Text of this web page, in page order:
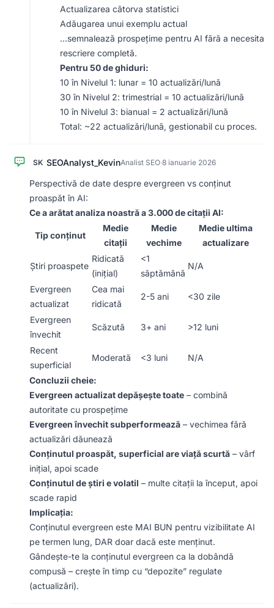
Actualizarea câtorva statistici
Adăugarea unui exemplu actual
…semnalează prospețime pentru AI fără a necesita
rescriere completă.
Pentru 50 de ghiduri:
10 în Nivelul 1: lunar = 10 actualizări/lună
30 în Nivelul 2: trimestrial = 10 actualizări/lună
10 în Nivelul 3: bianual = 2 actualizări/lună
Total: ~22 actualizări/lună, gestionabil cu proces.
SK SEOAnalyst_KevinAnalist SEO·8 ianuarie 2026
Perspectivă de date despre evergreen vs conținut
proaspăt în AI:
Ce a arătat analiza noastră a 3.000 de citații AI:
Tip conținut
Medie
citații
Medie
vechime
Medie ultima
actualizare
Știri proaspete
Ridicată
(inițial)
<1
săptămână
N/A
Evergreen
actualizat
Cea mai
ridicată
2-5 ani <30 zile
Evergreen
învechit
Scăzută 3+ ani >12 luni
Recent
superficial
Moderată <3 luni N/A
Concluzii cheie:
Evergreen actualizat depășește toate – combină
autoritate cu prospețime
Evergreen învechit subperformează – vechimea fără
actualizări dăunează
Conținutul proaspăt, superficial are viață scurtă – vârf
inițial, apoi scade
Conținutul de știri e volatil – multe citații la început, apoi
scade rapid
Implicația:
Conținutul evergreen este MAI BUN pentru vizibilitate AI
pe termen lung, DAR doar dacă este menținut.
Gândește-te la conținutul evergreen ca la dobândă
compusă – crește în timp cu “depozite” regulate
(actualizări).